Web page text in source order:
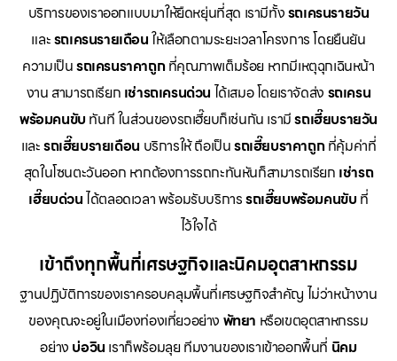
บริการของเราออกแบบมาให้ยืดหยุ่นที่สุด เรามีทั้งรถเครนรายวัน
และรถเครนรายเดือนให้เลือกตามระยะเวลาโครงการ โดยยืนยัน
ความเป็นรถเครนราคาถูกที่คุณภาพเต็มร้อย หากมีเหตุฉุกเฉินหน้า
งาน สามารถเรียก เช่ารถเครนด่วน ได้เสมอ โดยเราจัดส่ง รถเครน
พร้อมคนขับ ทันที ในส่วนของรถเฮี๊ยบก็เช่นกัน เรามีรถเฮี๊ยบรายวัน
และรถเฮี๊ยบรายเดือน บริการให้ ถือเป็นรถเฮี๊ยบราคาถูกที่คุ้มค่าที่
สุดในโซนตะวันออก หากต้องการรถกะทันหันก็สามารถเรียก เช่ารถ
เฮี๊ยบด่วนได้ตลอดเวลา พร้อมรับบริการรถเฮี๊ยบพร้อมคนขับ ที่
ไว้ใจได้
เข้าถึงทุกพื้นที่เศรษฐกิจและนิคมอุตสาหกรรม
ฐานปฏิบัติการของเราครอบคลุมพื้นที่เศรษฐกิจสำคัญ ไม่ว่าหน้างาน
ของคุณจะอยู่ในเมืองท่องเที่ยวอย่าง พัทยา หรือเขตอุตสาหกรรม
อย่าง บ่อวิน เราก็พร้อมลุย ทีมงานของเราเข้าออกพื้นที่ นิคม